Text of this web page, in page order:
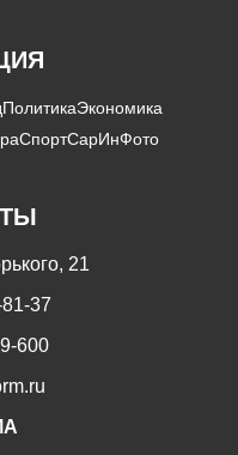
ПолитикаЭкономика
СпортСарИнФото
21
37
600